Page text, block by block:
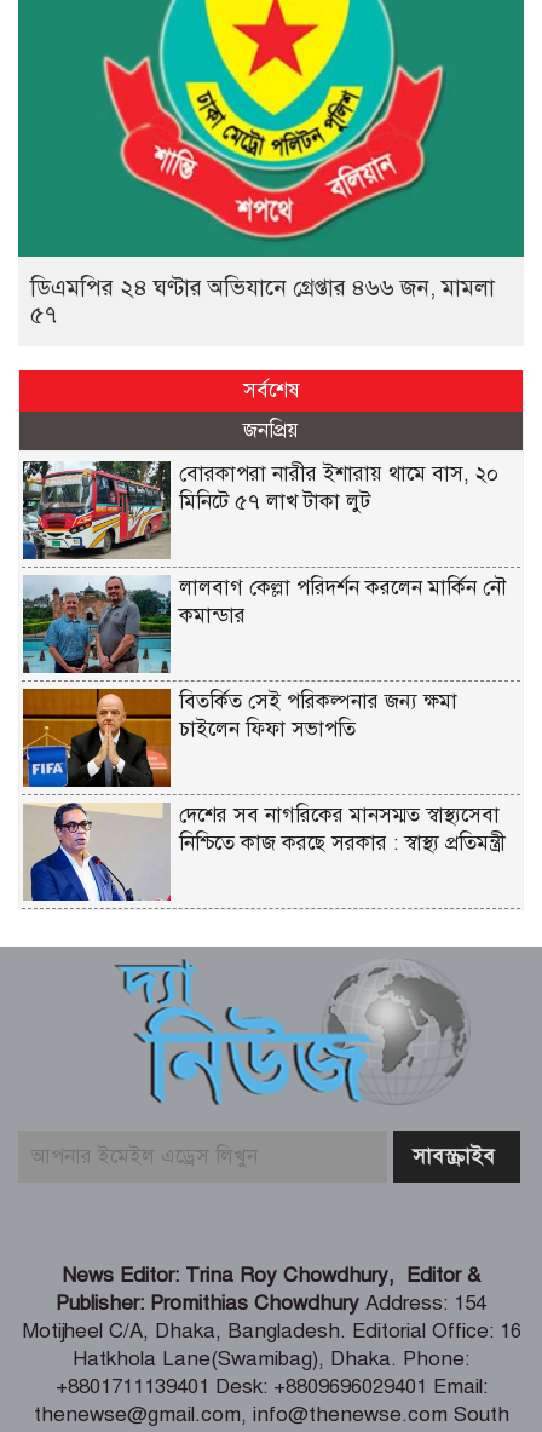
ডিএমপির ২৪ ঘণ্টার অভিযানে গ্রেপ্তার ৪৬৬ জন, মামলা
৫৭
সর্বশেষ
জনপ্রিয়
বোরকাপরা নারীর ইশারায় থামে বাস, ২০
মিনিটে ৫৭ লাখ টাকা লুট
লালবাগ কেল্লা পরিদর্শন করলেন মার্কিন নৌ
কমান্ডার
বিতর্কিত সেই পরিকল্পনার জন্য ক্ষমা
চাইলেন ফিফা সভাপতি
দেশের সব নাগরিকের মানসম্মত স্বাস্থ্যসেবা
নিশ্চিতে কাজ করছে সরকার : স্বাস্থ্য প্রতিমন্ত্রী
মুসলিম দেশগুলোর বৈঠক
ডিএমপির ২৪ ঘণ্টার অভিযানে গ্রেপ্তার ৪৬৬
জন, মামলা ৫৭
নড়াইলে পুলিশের অভিযানে ডাকাত গ্রেপ্তার
শতবর্ষের চলাচলের পথ বন্ধ, অবরুদ্ধ
সংখ্যালঘু তিন পরিবার
ট্রাম্পের হেলিকপ্টারের কাছাকাছি যাত্রীবাহী
বিমান, তদন্ত শুরু
News Editor: Trina Roy Chowdhury, Editor &
Publisher: Promithias Chowdhury Address: 154
Motijheel C/A, Dhaka, Bangladesh. Editorial Office: 16
Hatkhola Lane(Swamibag), Dhaka. Phone:
+8801711139401 Desk: +8809696029401 Email:
thenewse@gmail.com, info@thenewse.com South